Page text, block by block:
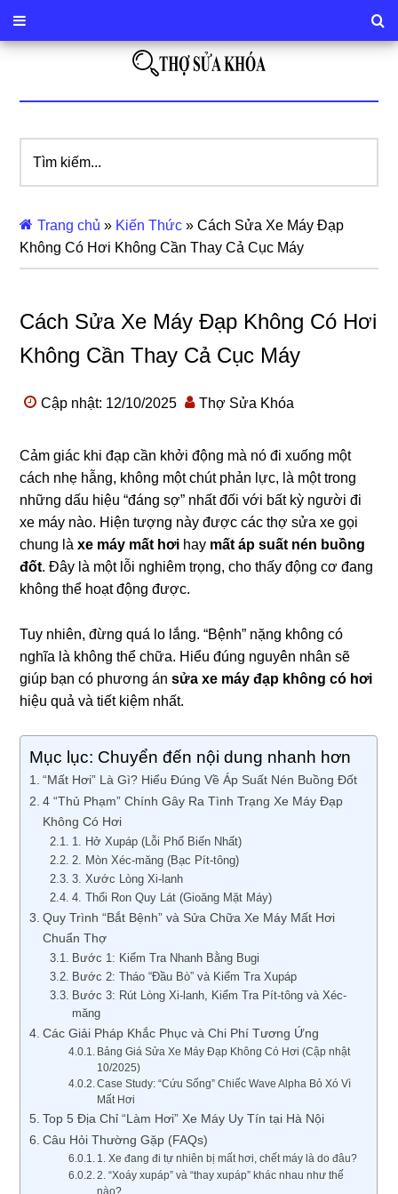
kiếm...
Trang chủ » Kiến Thức »Cách Sửa Xe Máy Đạp
Không Có Hơi Không Cần Thay Cả Cục Máy
Cách Sửa Xe Máy Đạp Không Có Hơi
Không Cần Thay Cả Cục Máy
Cập nhật: 12/10/2025 Thợ Sửa Khóa
Cảm giác khi đạp cần khởi động mà nó đi xuống một
cách nhẹ hẫng, không một chút phản lực, là một trong
những dấu hiệu “đáng sợ” nhất đối với bất kỳ người đi
xe máy nào. Hiện tượng này được các thợ sửa xe gọi
chung làxe máy mất hơi hay mất áp suất nén buồng
đốt. Đây là một lỗi nghiêm trọng, cho thấy động cơ đang
không thể hoạt động được.
Tuy nhiên, đừng quá lo lắng. “Bệnh” nặng không có
nghĩa là không thể chữa. Hiểu đúng nguyên nhân sẽ
giúp bạn có phương ánsửa xe máy đạp không có hơi
hiệu quả và tiết kiệm nhất.
Mục lục: Chuyển đến nội dung nhanh hơn
“Mất Hơi” Là Gì? Hiểu Đúng Về Áp Suất Nén Buồng Đốt
4 “Thủ Phạm” Chính Gây Ra Tình Trạng Xe Máy Đạp
Không Có Hơi
1. Hở Xupáp (Lỗi Phổ Biến Nhất)
2. Mòn Xéc-măng (Bạc Pít-tông)
3. Xước Lòng Xi-lanh
4. Thổi Ron Quy Lát (Gioăng Mặt Máy)
Quy Trình “Bắt Bệnh” và Sửa Chữa Xe Máy Mất Hơi
Chuẩn Thợ
Bước 1: Kiểm Tra Nhanh Bằng Bugi
Bước 2: Tháo “Đầu Bò” và Kiểm Tra Xupáp
Bước 3: Rút Lòng Xi-lanh, Kiểm Tra Pít-tông và Xéc-
măng
Các Giải Pháp Khắc Phục và Chi Phí Tương Ứng
Bảng Giá Sửa Xe Máy Đạp Không Có Hơi (Cập nhật
10/2025)
Case Study: “Cứu Sống” Chiếc Wave Alpha Bỏ Xó Vì
Mất Hơi
Top 5 Địa Chỉ “Làm Hơi” Xe Máy Uy Tín tại Hà Nội
Câu Hỏi Thường Gặp (FAQs)
1. Xe đang đi tự nhiên bị mất hơi, chết máy là do đâu?
2. “Xoáy xupáp” và “thay xupáp” khác nhau như thế
nào?